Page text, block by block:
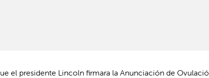
el presidente Lincoln firmara la Anunciación de